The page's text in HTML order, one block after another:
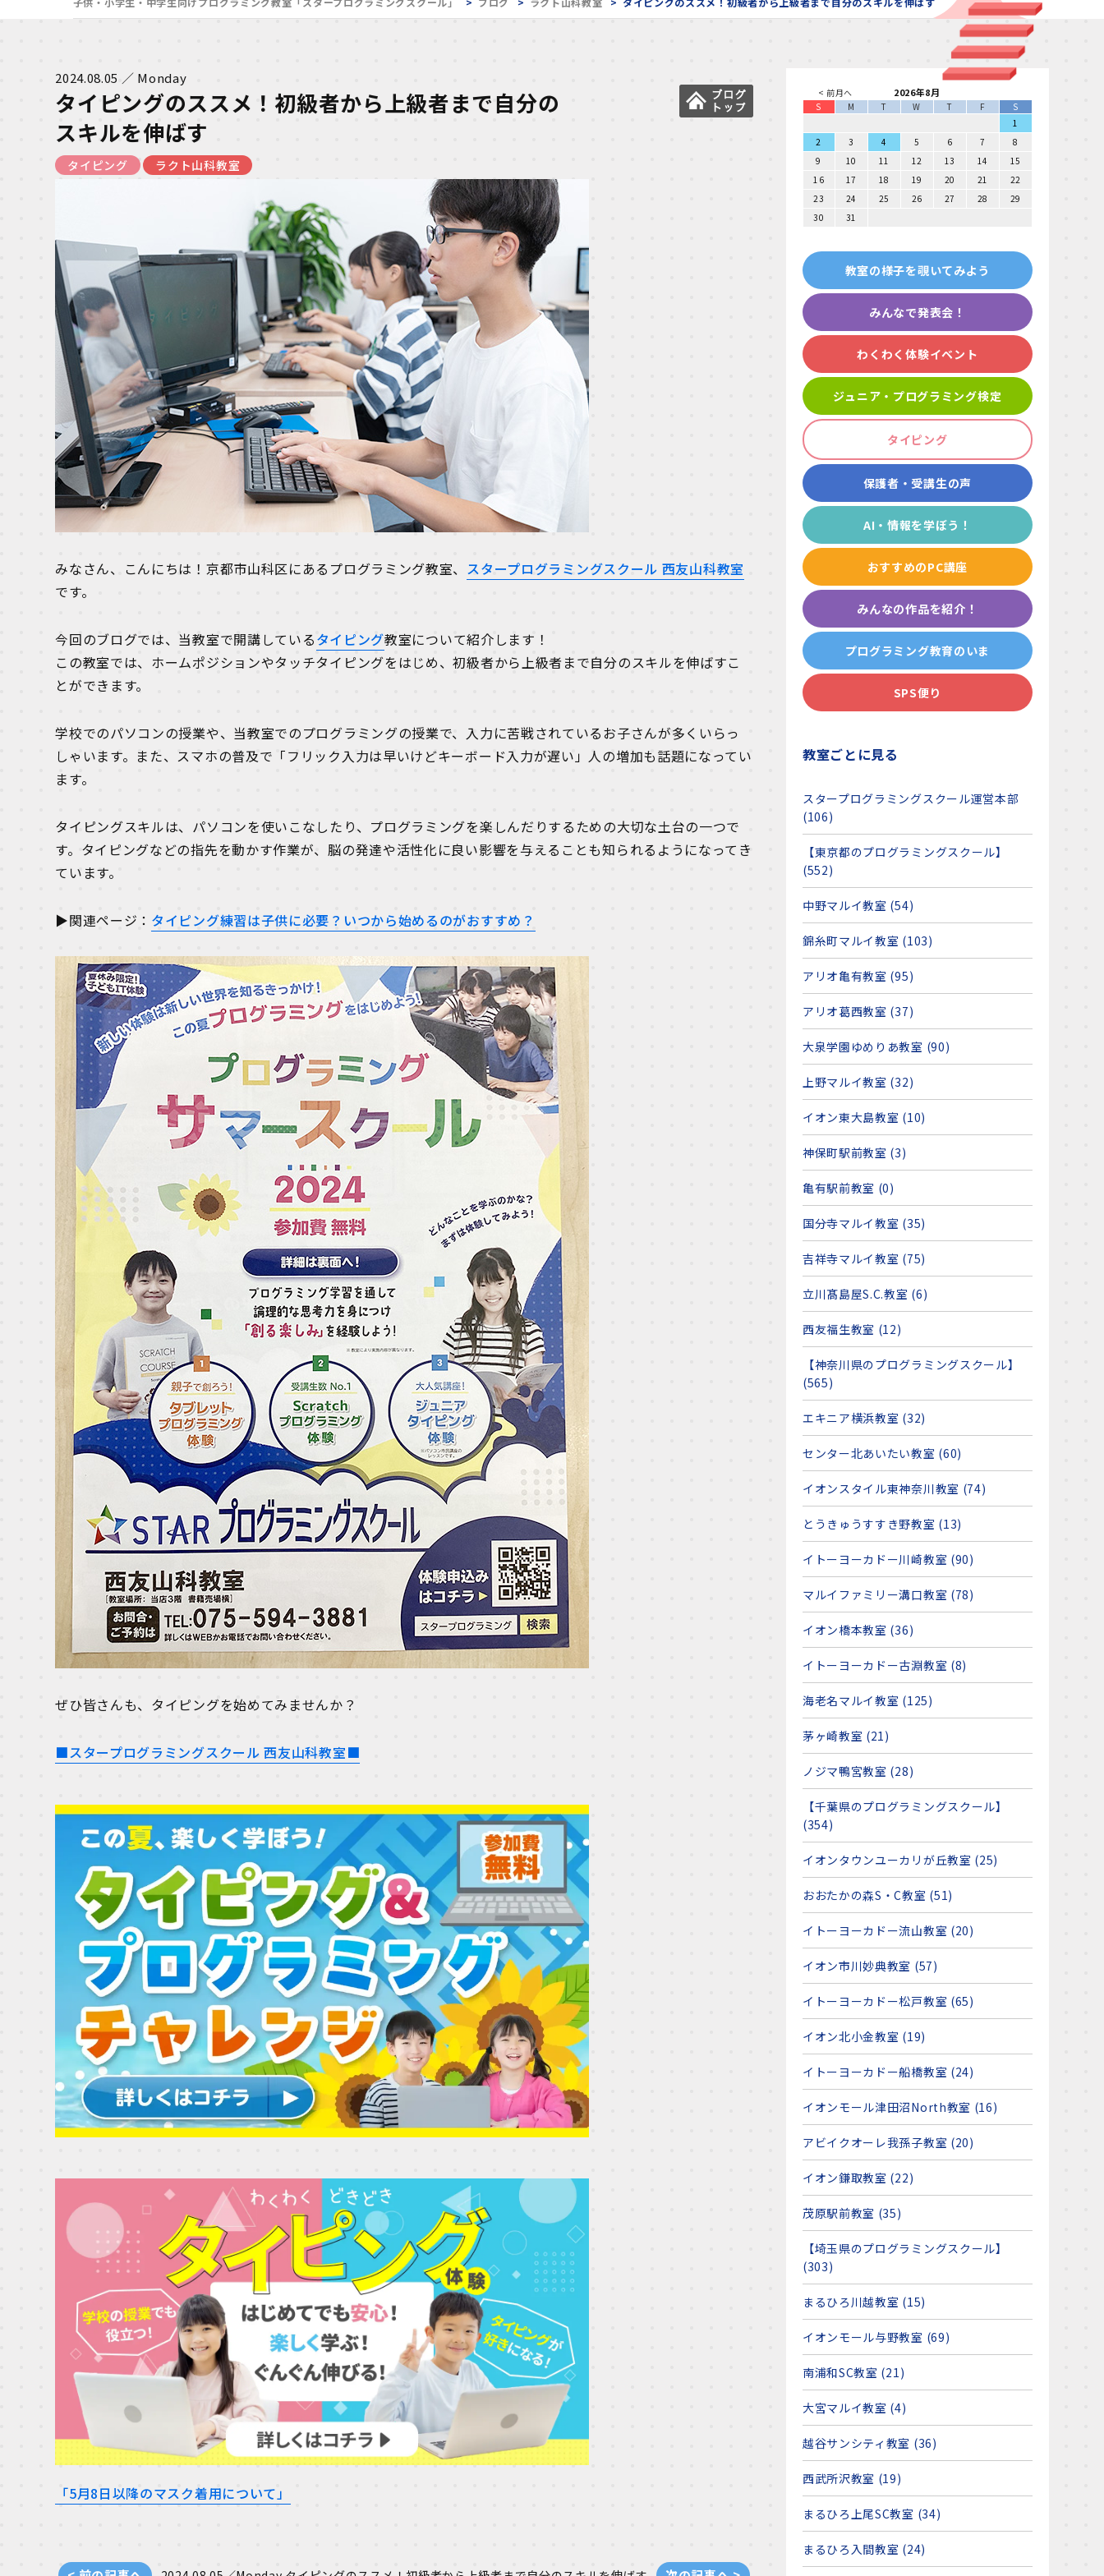
2024.08.05 ／ Monday
タイピングのススメ！初級者から上級者まで自分の
スキルを伸ばす
タイピング ラクト山科教室
みなさん、こんにちは！京都市山科区にあるプログラミング教室、 スタープログラミングスクール 西友山科教室
です。
今回のブログでは、当教室で開講しているタイピング教室について紹介します！
この教室では、ホームポジションやタッチタイピングをはじめ、初級者から上級者まで自分のスキルを伸ばすこ
とができます。
学校でのパソコンの授業や、当教室でのプログラミングの授業で、入力に苦戦されているお子さんが多くいらっ
しゃいます。また、スマホの普及で「フリック入力は早いけどキーボード入力が遅い」人の増加も話題になってい
ます。
タイピングスキルは、パソコンを使いこなしたり、プログラミングを楽しんだりするための大切な土台の一つで
す。タイピングなどの指先を動かす作業が、脳の発達や活性化に良い影響を与えることも知られるようになってき
ています。
▶関連ページ： タイピング練習は子供に必要？いつから始めるのがおすすめ？
ぜひ皆さんも、タイピングを始めてみませんか？
■スタープログラミングスクール 西友山科教室■
「5月8日以降のマスク着用について」
< 前月へ 2026年8月
S M T W T F
S
1
2
3 4 5 6 7
8
9
10 11 12 13 14
15
16
17 18 19 20 21
22
23
24 25 26 27 28
29
30
31
教室の様子を覗いてみよう
みんなで発表会！
わくわく体験イベント
ジュニア・プログラミング検定
タイピング
保護者・受講生の声
AI・情報を学ぼう！
おすすめのPC講座
みんなの作品を紹介！
プログラミング教育のいま
SPS便り
教室ごとに見る
スタープログラミングスクール運営本部
(106)
【東京都のプログラミングスクール】
(552)
中野マルイ教室 (54)
錦糸町マルイ教室 (103)
アリオ亀有教室 (95)
アリオ葛西教室 (37)
大泉学園ゆめりあ教室 (90)
上野マルイ教室 (32)
イオン東大島教室 (10)
神保町駅前教室 (3)
亀有駅前教室 (0)
国分寺マルイ教室 (35)
吉祥寺マルイ教室 (75)
立川髙島屋S.C.教室 (6)
西友福生教室 (12)
【神奈川県のプログラミングスクール】
(565)
エキニア横浜教室 (32)
センター北あいたい教室 (60)
イオンスタイル東神奈川教室 (74)
とうきゅうすすき野教室 (13)
イトーヨーカドー川崎教室 (90)
マルイファミリー溝口教室 (78)
イオン橋本教室 (36)
イトーヨーカドー古淵教室 (8)
海老名マルイ教室 (125)
茅ヶ崎教室 (21)
ノジマ鴨宮教室 (28)
【千葉県のプログラミングスクール】
(354)
イオンタウンユーカリが丘教室 (25)
おおたかの森S・C教室 (51)
イトーヨーカドー流山教室 (20)
イオン市川妙典教室 (57)
イトーヨーカドー松戸教室 (65)
イオン北小金教室 (19)
イトーヨーカドー船橋教室 (24)
イオンモール津田沼North教室 (16)
アビイクオーレ我孫子教室 (20)
イオン鎌取教室 (22)
茂原駅前教室 (35)
【埼玉県のプログラミングスクール】
(303)
まるひろ川越教室 (15)
イオンモール与野教室 (69)
南浦和SC教室 (21)
大宮マルイ教室 (4)
越谷サンシティ教室 (36)
西武所沢教室 (19)
まるひろ上尾SC教室 (34)
まるひろ入間教室 (24)